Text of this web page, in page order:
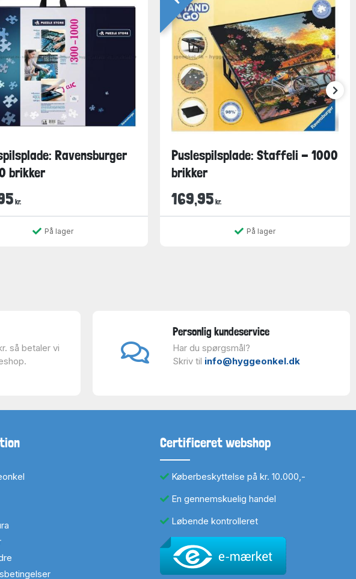
Ravensburger
brikker
kr.
På lager
Puslespilsplade: Staffeli - 1000
brikker
169,95 kr.
På lager
så betaler vi
Personlig kundeservice
Har du spørgsmål?
Skriv til info@hyggeonkel.dk
Certificeret webshop
Køberbeskyttelse på kr. 10.000,-
En gennemskuelig handel
Løbende kontrolleret